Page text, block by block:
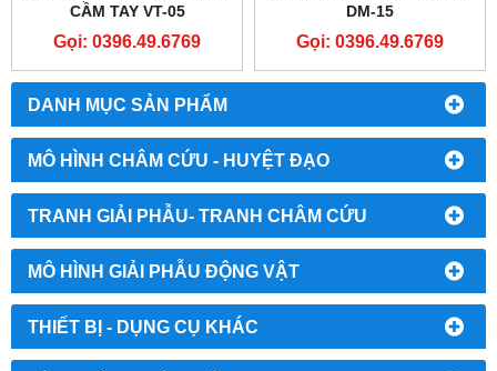
DANH MỤC SẢN PHẨM
MÔ HÌNH CHÂM CỨU - HUYỆT ĐẠO
TRANH GIẢI PHẪU- TRANH CHÂM CỨU
MÔ HÌNH GIẢI PHẪU ĐỘNG VẬT
THIẾT BỊ - DỤNG CỤ KHÁC
CẦM TAY VT-05
Gọi: 0396.49.6769
DM-15
Gọi: 0396.49.6769